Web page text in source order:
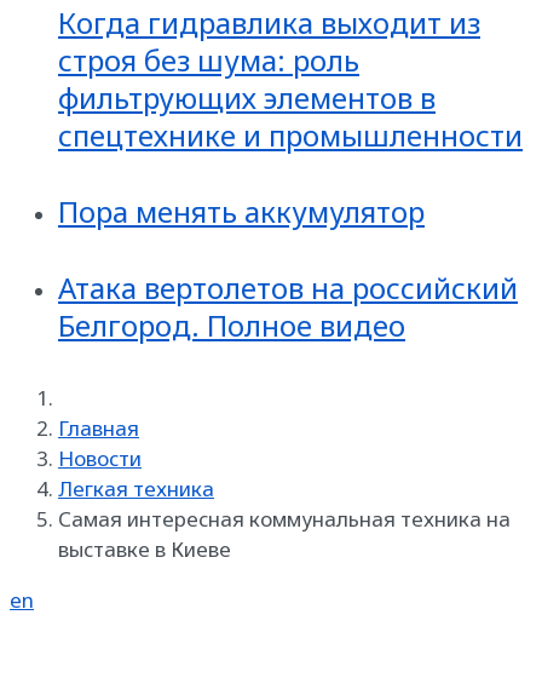
Когда гидравлика выходит из
строя без шума: роль
фильтрующих элементов в
спецтехнике и промышленности
Пора менять аккумулятор
Атака вертолетов на российский
Белгород. Полное видео
Главная
Новости
Легкая техника
Самая интересная коммунальная техника на
выставке в Киеве
en